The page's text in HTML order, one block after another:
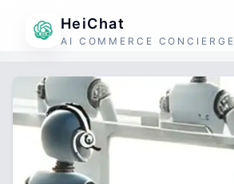
HeiChat
AI COMMERCE CONCIERGE